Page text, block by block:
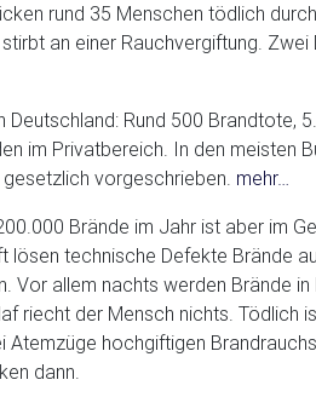
rund 35 Menschen tödlich
an einer Rauchvergiftung.
Deutschland: Rund 500
im Privatbereich. In den meisten
vorgeschrieben. mehr…
Brände im Jahr ist aber im
lösen technische Defekte Brände
Vor allem nachts werden Brände
riecht der Mensch nichts. Tödlich
Atemzüge hochgiftigen
dann.